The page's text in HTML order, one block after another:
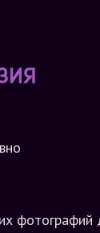
фотографий